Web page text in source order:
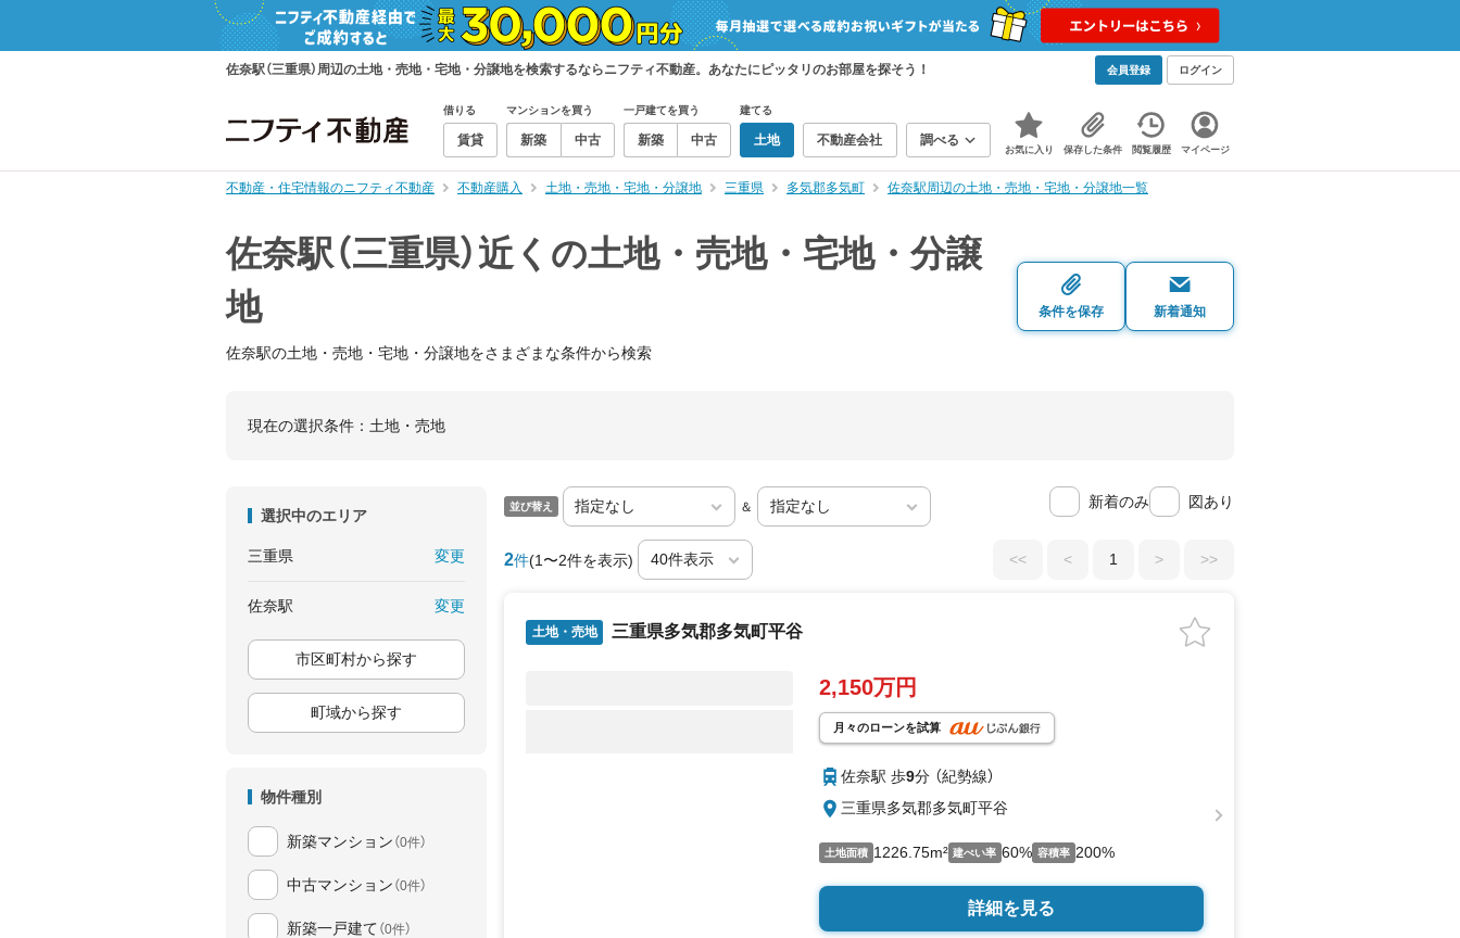
佐奈駅（三重県）周辺の土地・売地・宅地・分譲地を検索するならニフティ不動産。あなたにピッタリのお部屋を探そう！ 会員登録 ログイン
借りる
賃貸
マンションを買う
新築 中古
一戸建てを買う
新築 中古
建てる
土地 不動産会社 調べる
お気に入り 保存した条件 閲覧履歴 マイページ
不動産・住宅情報のニフティ不動産 不動産購入 土地・売地・宅地・分譲地 三重県 多気郡多気町 佐奈駅周辺の土地・売地・宅地・分譲地一覧
佐奈駅（三重県）近くの土地・売地・宅地・分譲
地
佐奈駅の土地・売地・宅地・分譲地をさまざまな条件から検索
条件を保存 新着通知
現在の選択条件： 土地・売地
選択中のエリア
三重県 変更
佐奈駅 変更
市区町村から探す
町域から探す
物件種別
新築マンション （0件）
中古マンション （0件）
新築一戸建て （0件）
並び替え ＆ 新着のみ 図あり
2件(1〜2件を表示) << < 1 > >>
土地・売地 三重県多気郡多気町平谷
2,150万円
月々のローンを試算
佐奈駅 歩9分 （紀勢線）
三重県多気郡多気町平谷
土地面積 1226.75m² 建ぺい率 60% 容積率 200%
詳細を見る